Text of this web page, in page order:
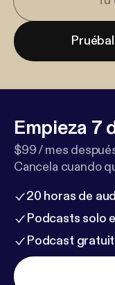
Empieza 7
$99 / mes
Cancela cuando
20 horas de
Podcasts solo
Podcast